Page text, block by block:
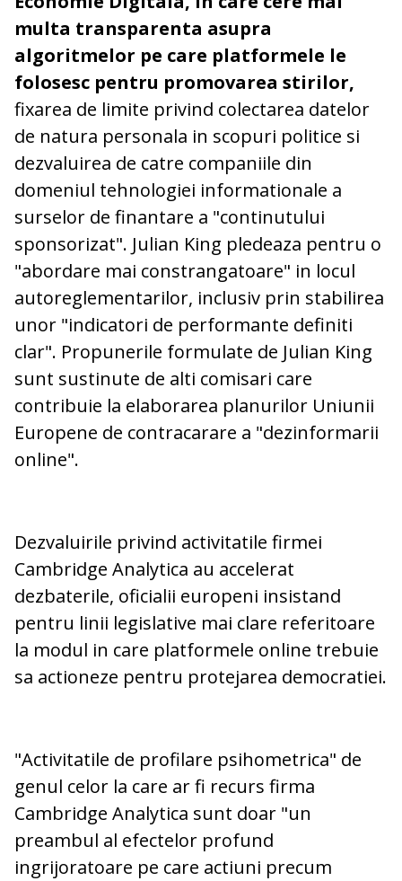
multa transparenta asupra
algoritmelor pe care platformele le
folosesc pentru promovarea stirilor,
fixarea de limite privind colectarea datelor
de natura personala in scopuri politice si
dezvaluirea de catre companiile din
domeniul tehnologiei informationale a
surselor de finantare a "continutului
sponsorizat". Julian King pledeaza pentru o
"abordare mai constrangatoare" in locul
autoreglementarilor, inclusiv prin stabilirea
unor "indicatori de performante definiti
clar". Propunerile formulate de Julian King
sunt sustinute de alti comisari care
contribuie la elaborarea planurilor Uniunii
Europene de contracarare a "dezinformarii
online".
Dezvaluirile privind activitatile firmei
Cambridge Analytica au accelerat
dezbaterile, oficialii europeni insistand
pentru linii legislative mai clare referitoare
la modul in care platformele online trebuie
sa actioneze pentru protejarea democratiei.
"Activitatile de profilare psihometrica" de
genul celor la care ar fi recurs firma
Cambridge Analytica sunt doar "un
preambul al efectelor profund
ingrijoratoare pe care actiuni precum